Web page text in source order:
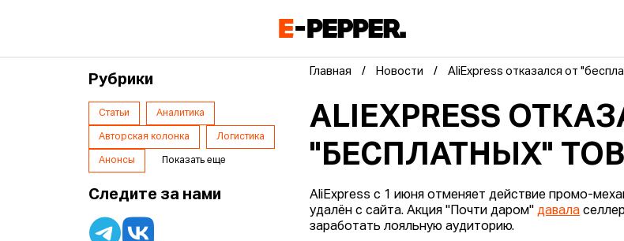
Главная Новости AliExpress отказался от
ALIEXPRESS
"БЕСПЛАТНЫХ"
AliExpress с 1 июня отменяет действие промо-
удалён с сайта. Акция "Почти даром"давала
заработать лояльную аудиторию.
Рубрики
Статьи Аналитика
Авторская колонка Логистика
Анонсы Показать еще
Следите за нами